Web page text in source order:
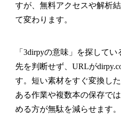
すが、無料アクセスや解析
て変わります。
「3dirpyの意味」を探して
先を判断せず、URLが
す。短い素材をすぐ変換し
ある作業や複数本の保存で
める方が無駄を減らせます。